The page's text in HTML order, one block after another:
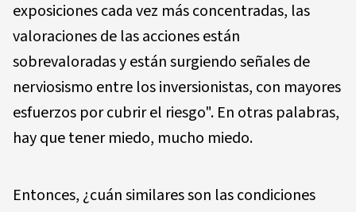
exposiciones cada vez más concentradas, las
valoraciones de las acciones están
sobrevaloradas y están surgiendo señales de
nerviosismo entre los inversionistas, con mayores
esfuerzos por cubrir el riesgo". En otras palabras,
hay que tener miedo, mucho miedo.
Entonces, ¿cuán similares son las condiciones